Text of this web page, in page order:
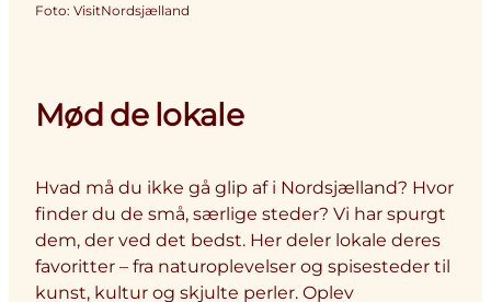
Foto: VisitNordsjælland
Mød de lokale
Hvad må du ikke gå glip af i Nordsjælland? Hvor
finder du de små, særlige steder? Vi har spurgt
dem, der ved det bedst. Her deler lokale deres
favoritter – fra naturoplevelser og spisesteder til
kunst, kultur og skjulte perler. Oplev